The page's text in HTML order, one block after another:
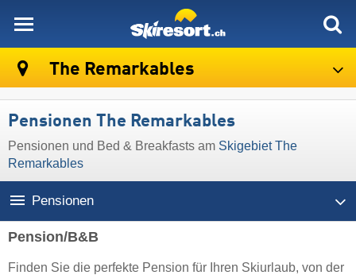
The Remarkables
Pensionen The Remarkables
Pensionen und Bed & Breakfasts am Skigebiet The
Remarkables
Pensionen
Pension/B&B
Finden Sie die perfekte Pension für Ihren Skiurlaub, von der